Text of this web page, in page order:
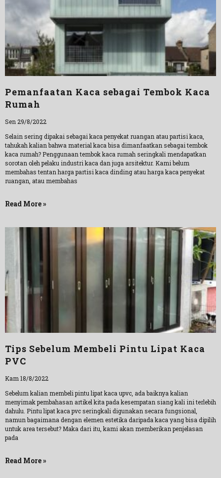
Pemanfaatan Kaca sebagai Tembok Kaca
Rumah
Sen 29/8/2022
Selain sering dipakai sebagai kaca penyekat ruangan atau partisi kaca,
tahukah kalian bahwa material kaca bisa dimanfaatkan sebagai tembok
kaca rumah? Penggunaan tembok kaca rumah seringkali mendapatkan
sorotan oleh pelaku industri kaca dan juga arsitektur. Kami belum
membahas tentan harga partisi kaca dinding atau harga kaca penyekat
ruangan, atau membahas
Read More »
Tips Sebelum Membeli Pintu Lipat Kaca
PVC
Kam 18/8/2022
Sebelum kalian membeli pintu lipat kaca upvc, ada baiknya kalian
menyimak pembahasan artikel kita pada kesempatan siang kali ini terlebih
dahulu. Pintu lipat kaca pvc seringkali digunakan secara fungsional,
namun bagaimana dengan elemen estetika daripada kaca yang bisa dipilih
untuk area tersebut? Maka dari itu, kami akan memberikan penjelasan
pada
Read More »